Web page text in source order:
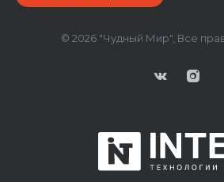
© 2026 "Чудный Мир", Все